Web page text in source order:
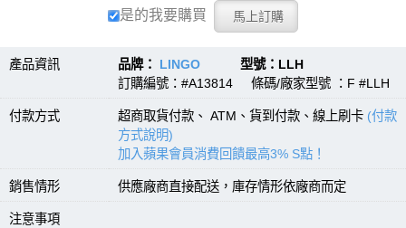
是的我要購買
產品資訊 品牌： LINGO 型號：LLH
訂購編號：#A13814 條碼/廠家型號 ：F #LLH
付款方式 超商取貨付款、 ATM、貨到付款、線上刷卡 (付款
方式說明)
加入蘋果會員消費回饋最高3% S點！
銷售情形 供應廠商直接配送，庫存情形依廠商而定
注意事項